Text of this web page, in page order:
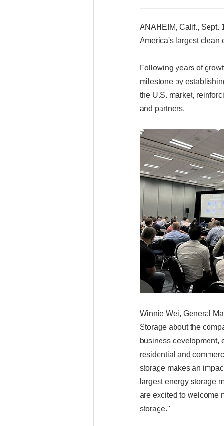
ANAHEIM, Calif., Sept.
America's largest clean
Following years of
milestone by
the U.S. market,
and partners.
Winnie Wei, General
Storage about the
business development,
residential and
storage makes an
largest energy storage
are excited to welcome
storage."